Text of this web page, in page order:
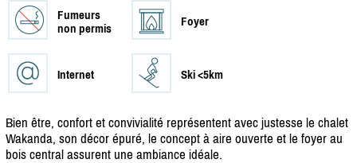
Fumeurs
non permis
Foyer
Internet Ski <5km
Bien être, confort et convivialité représentent avec justesse le chalet
Wakanda, son décor épuré, le concept à aire ouverte et le foyer au
bois central assurent une ambiance idéale.